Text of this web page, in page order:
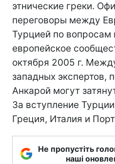
этнические греки.
переговоры между
Турцией по вопросам
европейское
октября 2005 г.
западных экспертов,
Анкарой могут
За вступление
Греция, Италия и
Не пропустіть
наші